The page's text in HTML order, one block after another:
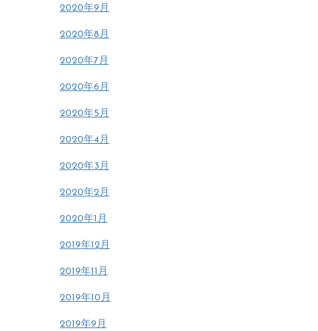
2020年9月
2020年8月
2020年7月
2020年6月
2020年5月
2020年4月
2020年3月
2020年2月
2020年1月
2019年12月
2019年11月
2019年10月
2019年9月